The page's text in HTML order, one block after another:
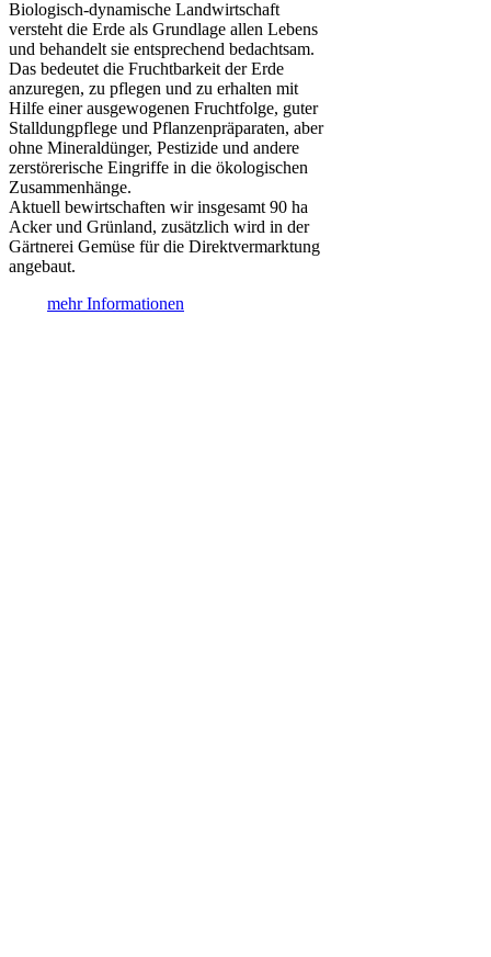
Biologisch-dynamische Landwirtschaft
versteht die Erde als Grundlage allen Lebens
und behandelt sie entsprechend bedachtsam.
Das bedeutet die Fruchtbarkeit der Erde
anzuregen, zu pflegen und zu erhalten mit
Hilfe einer ausgewogenen Fruchtfolge, guter
Stalldungpflege und Pflanzenpräparaten, aber
ohne Mineraldünger, Pestizide und andere
zerstörerische Eingriffe in die ökologischen
Zusammenhänge.
Aktuell bewirtschaften wir insgesamt 90 ha
Acker und Grünland, zusätzlich wird in der
Gärtnerei Gemüse für die Direktvermarktung
angebaut.
mehr Informationen